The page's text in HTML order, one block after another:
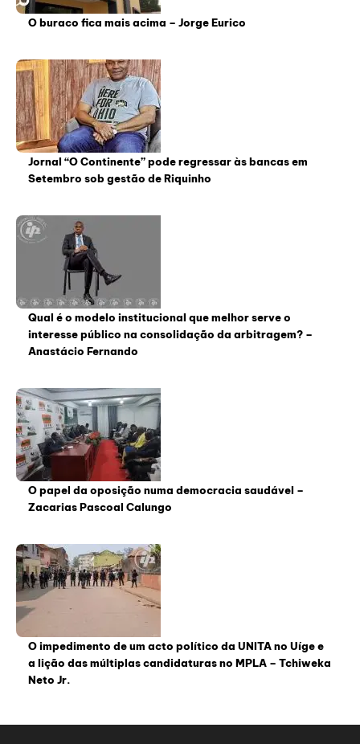
O buraco fica mais acima – Jorge Eurico
Jornal “O Continente” pode regressar às bancas em
Setembro sob gestão de Riquinho
Qual é o modelo institucional que melhor serve o
interesse público na consolidação da arbitragem? –
Anastácio Fernando
O papel da oposição numa democracia saudável –
Zacarias Pascoal Calungo
O impedimento de um acto político da UNITA no Uíge e
a lição das múltiplas candidaturas no MPLA – Tchiweka
Neto Jr.